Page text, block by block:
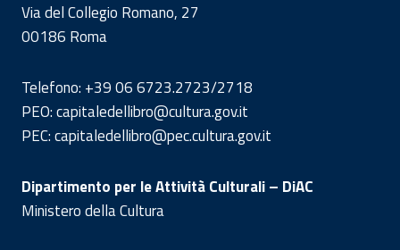
Via del Collegio Romano, 27
00186 Roma
Telefono: +39 06 6723.2723/2718
PEO: capitaledellibro@cultura.gov.it
PEC: capitaledellibro@pec.cultura.gov.it
Dipartimento per le Attività Culturali – DiAC
Ministero della Cultura